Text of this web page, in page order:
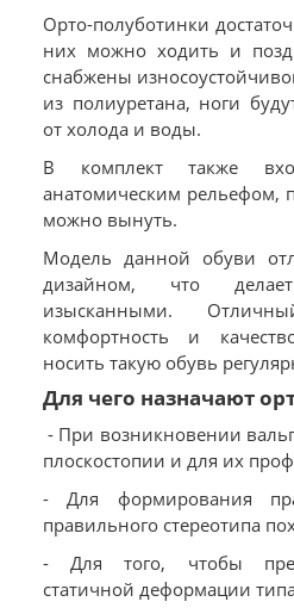
Орто-полуботинки
них можно ходить и
снабжены
из полиуретана, ноги
от холода и воды.
В комплект также
анатомическим рельефом,
можно вынуть.
Модель данной обуви
дизайном, что делает
изысканными.
комфортность и
носить такую обувь
Для чего назначают
- При возникновении
плоскостопии и для их
- Для формирования
правильного стереотипа
- Для того, чтобы
статичной деформации